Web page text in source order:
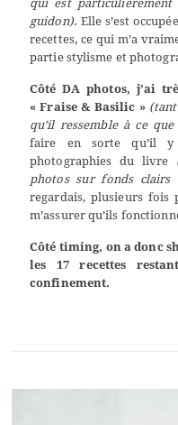
qui est
guidon). Elle s’est
recettes, ce qui m’a
partie stylisme et
Côté DA photos, j’ai
« Fraise & Basilic »
qu’il ressemble à ce que
faire en sorte qu’il
photographies du livre
photos sur fonds clairs
regardais, plusieurs fois
m’assurer qu’ils
Côté timing, on a donc
les 17 recettes
confinement.